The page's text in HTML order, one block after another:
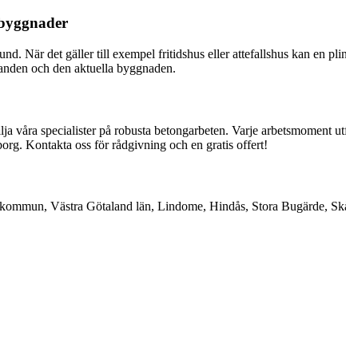
När det gäller till exempel fritidshus eller attefallshus kan en
och den aktuella byggnaden.
våra specialister på robusta betongarbeten. Varje
Kontakta oss för rådgivning och en gratis offert!
Västra Götaland län, Lindome, Hindås, Stora Bugärde,